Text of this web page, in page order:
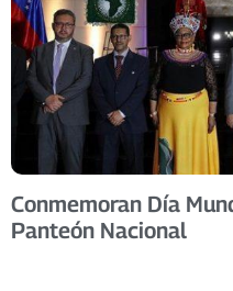
Conmemoran Día
Panteón Nacional